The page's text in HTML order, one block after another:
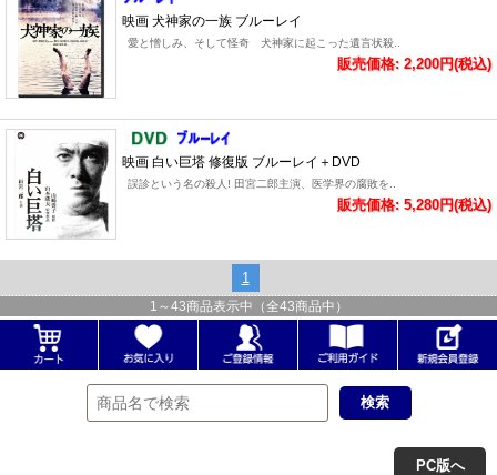
映画 犬神家の一族 ブルーレイ
愛と憎しみ、そして怪奇 犬神家に起こった遺言状殺..
販売価格: 2,200円(税込)
映画 白い巨塔 修復版 ブルーレイ＋DVD
誤診という名の殺人! 田宮二郎主演、医学界の腐敗を..
販売価格: 5,280円(税込)
1
1 ～ 43商品表示中（全43商品中）
PC版へ